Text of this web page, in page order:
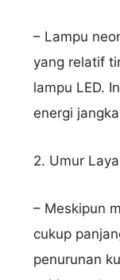
– Lampu
yang relatif
lampu LED.
energi
2. Umur
– Meskipun
cukup
penurunan